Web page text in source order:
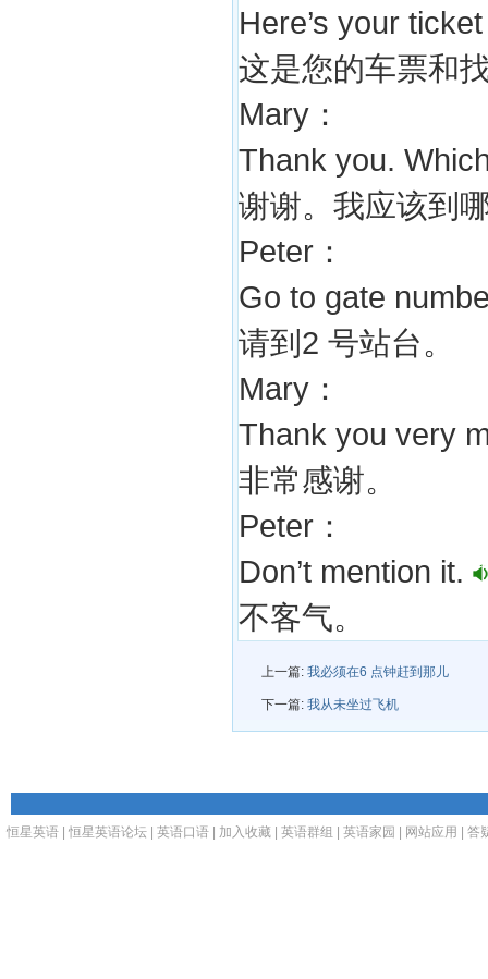
Here’s your
这是您的车票和
Mary：
Thank you.
谢谢。我应该到
Peter：
Go to gate
请到2 号站台。
Mary：
Thank you very
非常感谢。
Peter：
Don’t mention it.
不客气。
上一篇: 我必须在6 点钟赶到那儿
下一篇: 我从未坐过飞机
恒星英语 恒星英语论坛 英语口语 加入收藏 英语群组 英语家园 网站应用 答